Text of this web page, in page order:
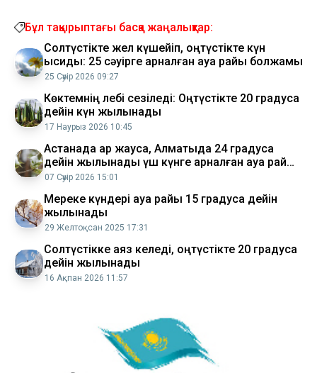
Бұл тақырыптағы басқа жаңалықтар:
Солтүстікте жел күшейіп, оңтүстікте күн
ысиды: 25 сәуірге арналған ауа райы болжамы
25 Сәуір 2026 09:27
Көктемнің лебі сезіледі: Оңтүстікте 20 градусқа
дейін күн жылынады
17 Наурыз 2026 10:45
Астанада қар жауса, Алматыда 24 градусқа
дейін жылынады үш күнге арналған ауа райы
болжамы
07 Сәуір 2026 15:01
Мереке күндері ауа райы 15 градусқа дейін
жылынады
29 Желтоқсан 2025 17:31
Солтүстікке аяз келеді, оңтүстікте 20 градусқа
дейін жылынады
16 Ақпан 2026 11:57